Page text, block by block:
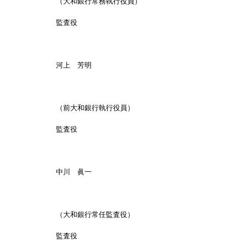
監査役
河上 芳明
（前大和銀行執行役員）
監査役
中川 眞一
（大和銀行常任監査役）
監査役